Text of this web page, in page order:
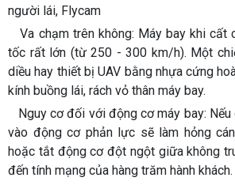
người lái, Flycam
Va chạm trên không: Máy bay khi cất
tốc rất lớn (từ 250 - 300 km/h). Một
diều hay thiết bị UAV bằng nhựa cứng
kính buồng lái, rách vỏ thân máy bay.
Nguy cơ đối với động cơ máy bay: Nếu
vào động cơ phản lực sẽ làm hỏng
hoặc tắt động cơ đột ngột giữa không
đến tính mạng của hàng trăm hành khách.